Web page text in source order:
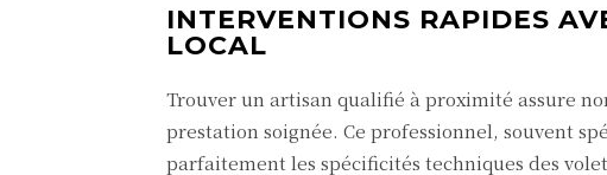
INTERVENTIONS RAPIDES
LOCAL
Trouver un artisan qualifié à proximité assure
prestation soignée. Ce professionnel, souvent
parfaitement les spécificités techniques des